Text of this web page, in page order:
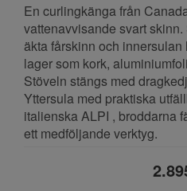
En curlingkänga från
vattenavvisande svart
äkta fårskinn och
lager som kork,
Stöveln stängs med
Yttersula med praktiska
italienska ALPI , broddarna
ett medföljande verktyg.